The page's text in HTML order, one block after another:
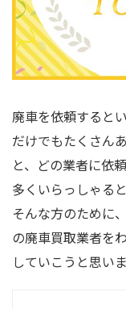
廃車を依頼すると
だけでもたくさん
と、どの業者に依
多くいらっしゃる
そんな方のために
の廃車買取業者を
していこうと思い